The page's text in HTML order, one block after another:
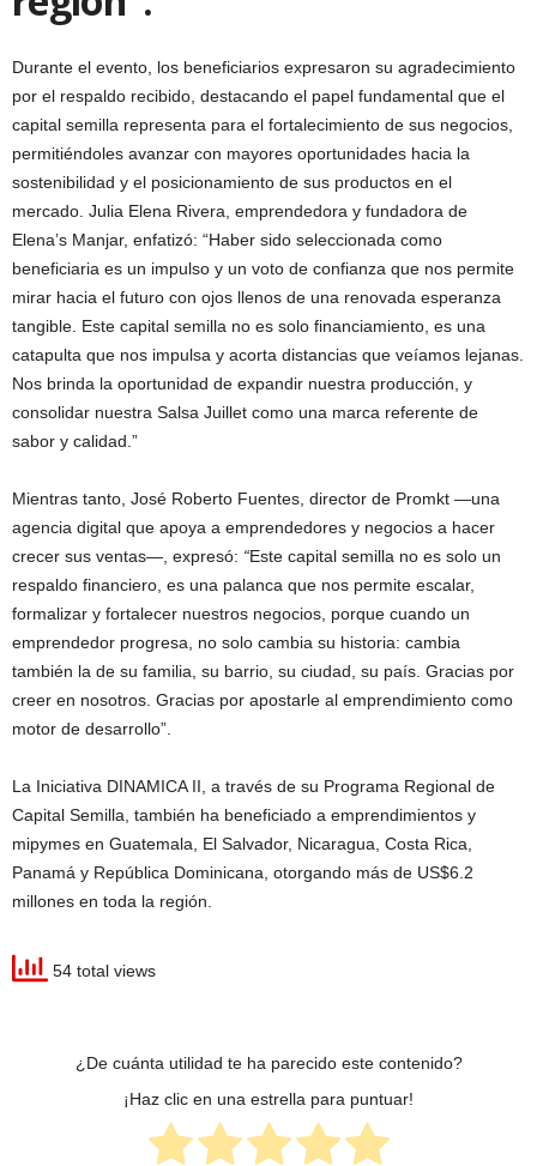
Durante el evento, los beneficiarios expresaron su agradecimiento
por el respaldo recibido, destacando el papel fundamental que el
capital semilla representa para el fortalecimiento de sus negocios,
permitiéndoles avanzar con mayores oportunidades hacia la
sostenibilidad y el posicionamiento de sus productos en el
mercado. Julia Elena Rivera, emprendedora y fundadora de
Elena’s Manjar, enfatizó: “Haber sido seleccionada como
beneficiaria es un impulso y un voto de confianza que nos permite
mirar hacia el futuro con ojos llenos de una renovada esperanza
tangible. Este capital semilla no es solo financiamiento, es una
catapulta que nos impulsa y acorta distancias que veíamos lejanas.
Nos brinda la oportunidad de expandir nuestra producción, y
consolidar nuestra Salsa Juillet como una marca referente de
sabor y calidad.”
Mientras tanto, José Roberto Fuentes, director de Promkt —una
agencia digital que apoya a emprendedores y negocios a hacer
crecer sus ventas—, expresó: “Este capital semilla no es solo un
respaldo financiero, es una palanca que nos permite escalar,
formalizar y fortalecer nuestros negocios, porque cuando un
emprendedor progresa, no solo cambia su historia: cambia
también la de su familia, su barrio, su ciudad, su país. Gracias por
creer en nosotros. Gracias por apostarle al emprendimiento como
motor de desarrollo”.
La Iniciativa DINAMICA II, a través de su Programa Regional de
Capital Semilla, también ha beneficiado a emprendimientos y
mipymes en Guatemala, El Salvador, Nicaragua, Costa Rica,
Panamá y República Dominicana, otorgando más de US$6.2
millones en toda la región.
54 total views
¿De cuánta utilidad te ha parecido este contenido?
¡Haz clic en una estrella para puntuar!